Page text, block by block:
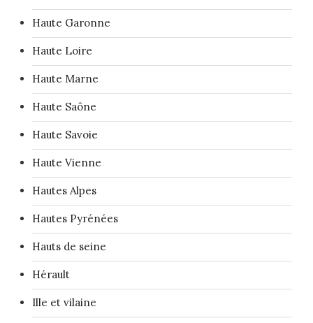
Haute Garonne
Haute Loire
Haute Marne
Haute Saône
Haute Savoie
Haute Vienne
Hautes Alpes
Hautes Pyrénées
Hauts de seine
Hérault
Ille et vilaine